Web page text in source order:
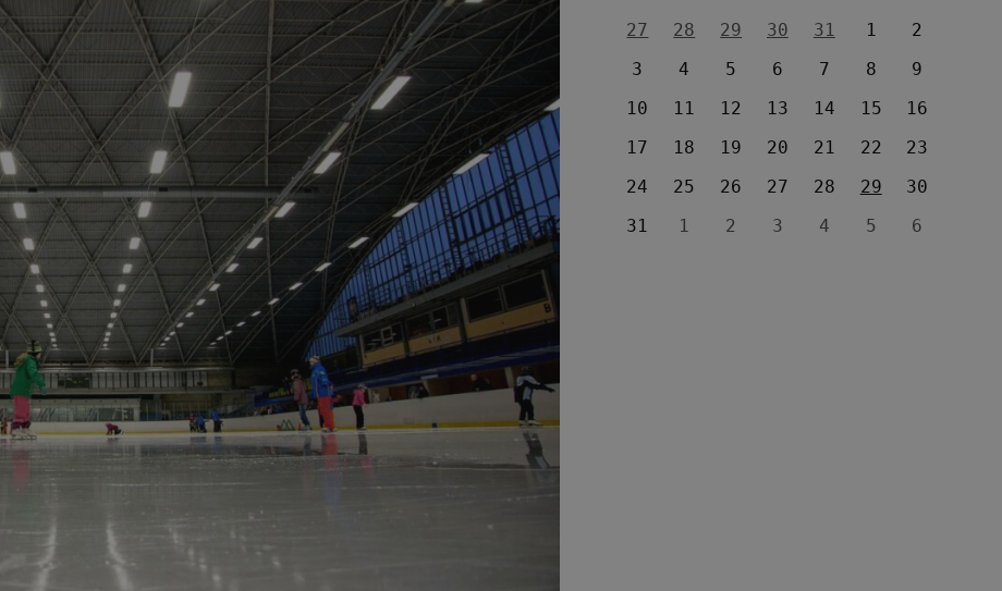
27
28 29 30 31 1
2
3
4 5 6 7 8
9
10
11 12 13 14 15
16
17
18 19 20 21 22
23
24
25 26 27 28 29
30
31
1 2 3 4 5 6